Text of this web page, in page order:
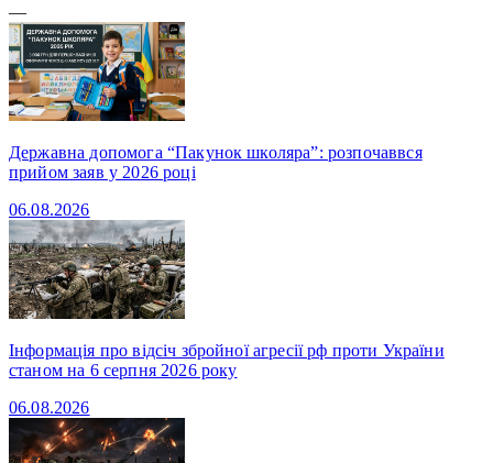
—
Державна допомога “Пакунок школяра”: розпочаввся
прийом заяв у 2026 році
06.08.2026
Інформація про відсіч збройної агресії рф проти України
станом на 6 серпня 2026 року
06.08.2026